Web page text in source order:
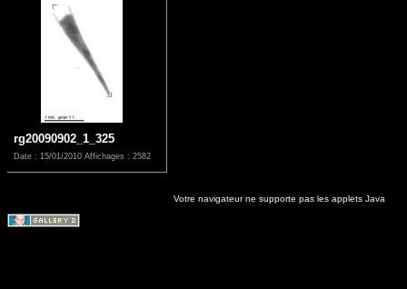
rg20090902_1_325
Date : 15/01/2010 Affichages : 2582
Votre navigateur ne supporte pas les applets Java